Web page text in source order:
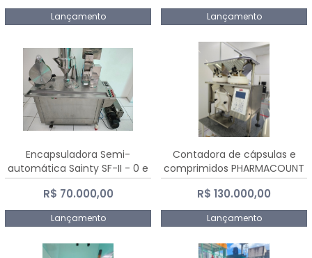
Lançamento Lançamento
Encapsuladora Semi-
automática Sainty SF-II - 0 e
00
R$ 70.000,00
Lançamento
Contadora de cápsulas e
comprimidos PHARMACOUNT
- 2-2R3
R$ 130.000,00
Lançamento